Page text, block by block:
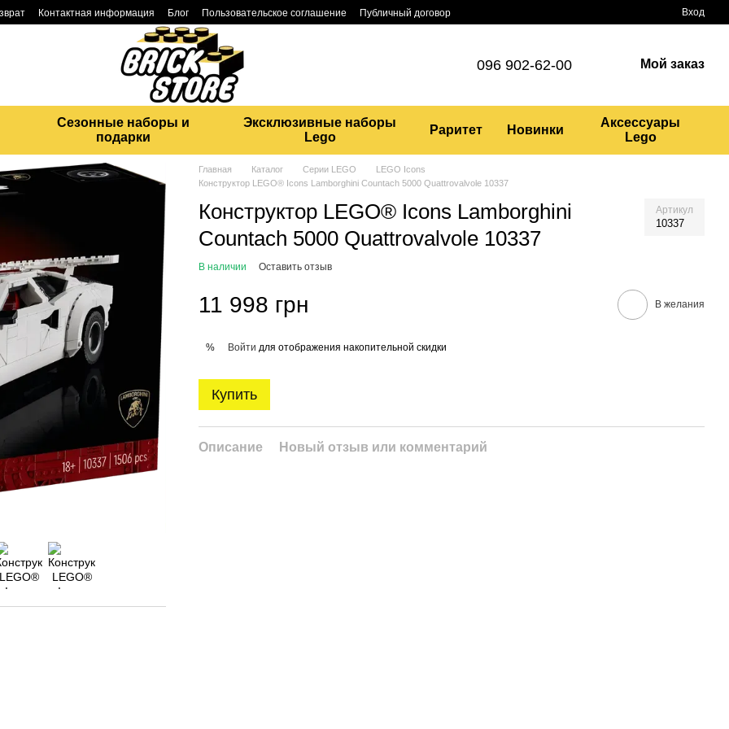
Контактная информация Блог Пользовательское соглашение
Публичный договор
Вход
096 902-62-00 Мой заказ
Сезонные наборы и
подарки
Эксклюзивные наборы
Lego
Раритет Новинки
Аксессуары
Lego
Главная Каталог Серии LEGO
LEGO Icons
Конструктор LEGO® Icons Lamborghini Countach 5000 Quattrovalvole 10337
Конструктор LEGO® Icons Lamborghini
Countach 5000 Quattrovalvole 10337
Артикул
10337
В наличии Оставить отзыв
11 998 грн В желания
% Войти для отображения накопительной скидки
Купить
Описание Новый отзыв или комментарий